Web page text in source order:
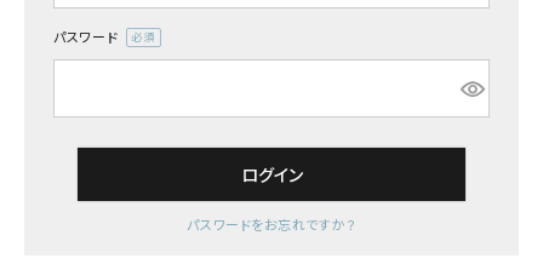
パスワード
(必
ログイン
パスワードをお忘れですか？